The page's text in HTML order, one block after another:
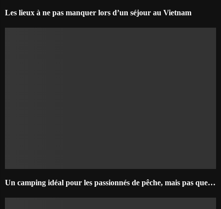
Les lieux à ne pas manquer lors d’un séjour au Vietnam
Un camping idéal pour les passionnés de pêche, mais pas que…